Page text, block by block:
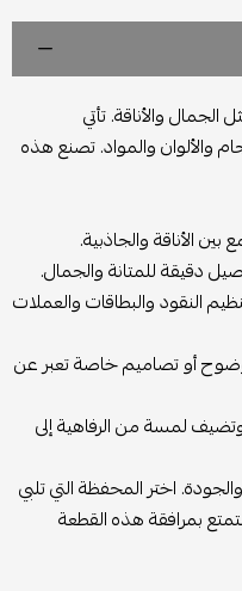
والأناقة. تأتي
والمواد. تصنع هذه
الأناقة والجاذبية.
دقيقة للمتانة والجمال.
النقود والبطاقات والعملات
أو تصاميم خاصة تعبر عن
لمسة من الرفاهية إلى
اختر المحفظة التي تلبي
بمرافقة هذه القطعة